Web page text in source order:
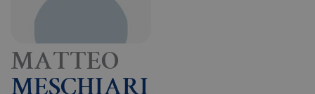
MATTEO